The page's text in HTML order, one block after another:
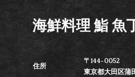
海鮮料理 鮨 魚
住所
〒144-0052
東京都大田区蒲